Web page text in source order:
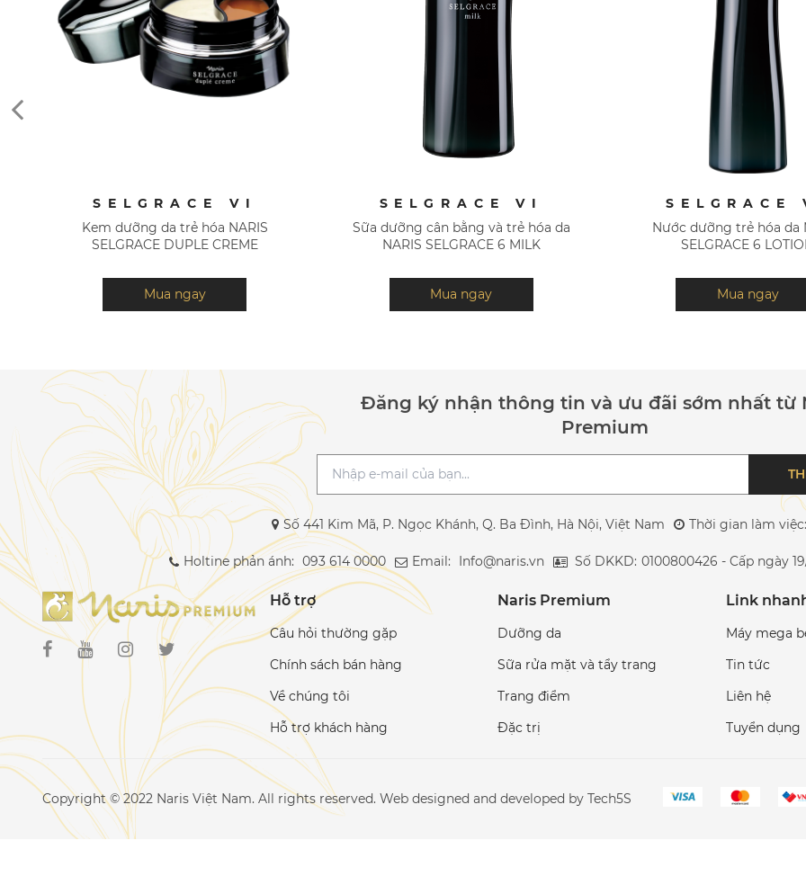
SELGRACE VI
Kem dưỡng da trẻ hóa NARIS
SELGRACE DUPLE CREME
Mua ngay
SELGRACE VI
Sữa dưỡng cân bằng và trẻ hóa da
NARIS SELGRACE 6 MILK
Mua ngay
SELGRACE
Nước dưỡng trẻ hóa da
SELGRACE 6
Mua ngay
Đăng ký nhận thông tin và ưu đãi sớm nhất từ
Premium
Số 441 Kim Mã, P. Ngọc Khánh, Q. Ba Đình, Hà Nội, Việt Nam Thời gian làm
Holtine phản ánh: 093 614 0000 Email: Info@naris.vn Số DKKD: 0100800426 - Cấp ngày
Hỗ trợ
Câu hỏi thường gặp
Chính sách bán hàng
Về chúng tôi
Hỗ trợ khách hàng
Naris Premium
Dưỡng da
Sữa rửa mặt và tẩy trang
Trang điểm
Đặc trị
Link
Máy mega
Tin tức
Liên hệ
Tuyển dụng
Copyright © 2022 Naris Việt Nam. All rights reserved. Web designed and developed by Tech5S